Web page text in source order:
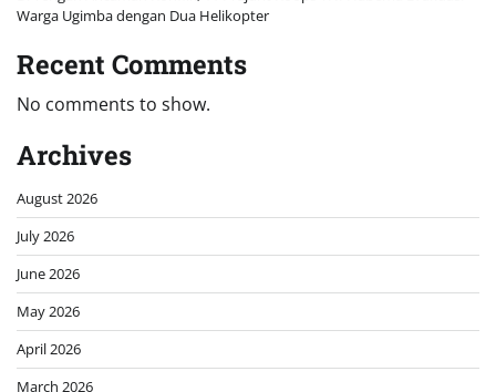
Warga Ugimba dengan Dua Helikopter
Recent Comments
No comments to show.
Archives
August 2026
July 2026
June 2026
May 2026
April 2026
March 2026